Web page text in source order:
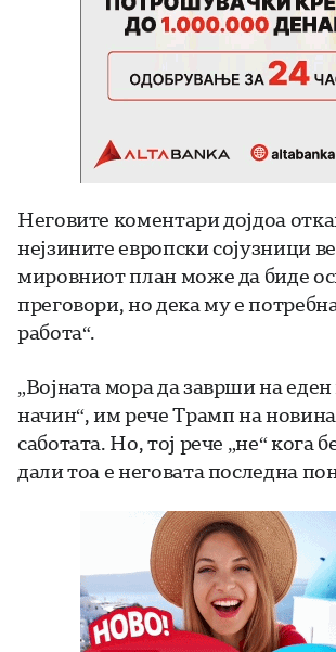
Неговите коментари дојдоа
нејзините европски сојузници
мировниот план може да биде
преговори, но дека му е
работа“.
„Војната мора да заврши на
начин“, им рече Трамп на
саботата. Но, тој рече „не“ кога
дали тоа е неговата последна